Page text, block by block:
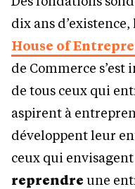
dix ans d’existence,
House of
de Commerce
de tous ceux qui
aspirent à
développent leur
ceux qui
reprendre une